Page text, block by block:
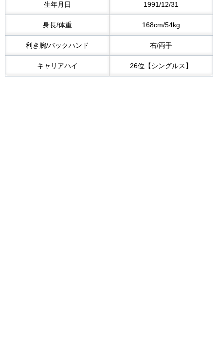
生年月日 1991/12/31
身長/体重 168cm/54kg
利き腕/バックハンド 右/両手
キャリアハイ 26位【シングルス】